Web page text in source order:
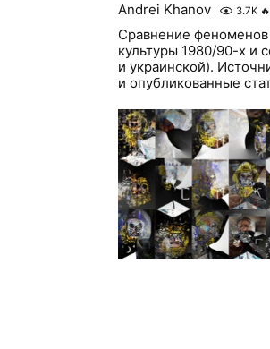
Andrei Khanov 3.7K 🔥
Сравнение
культуры 1980/90-х и
и украинской).
и опубликованные